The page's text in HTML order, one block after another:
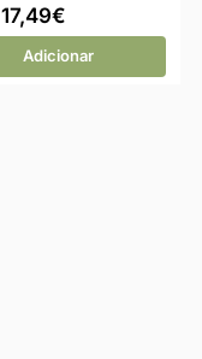
17,49€
Adicionar